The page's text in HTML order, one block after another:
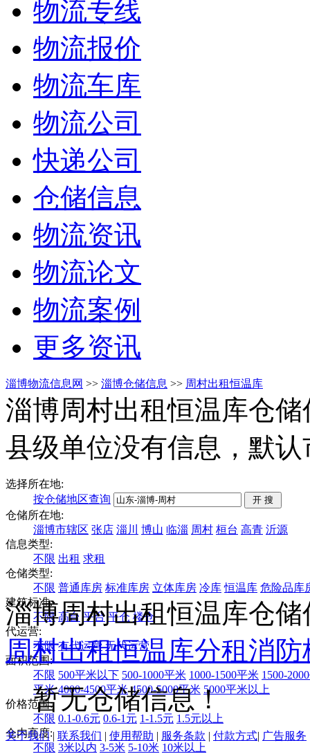
物流专线
物流报价
物流车库
物流公司
快递公司
仓储信息
物流资讯
物流论文
物流案例
更多资讯
淄博物流信息网 >> 淄博仓储信息 >> 周村出租恒温库
淄博周村出租恒温库仓
县级单位没有信息，默
选择所在地:
按仓储地区查询
仓储所在地:
淄博市辖区 张店 淄川 博山 临淄 周村 桓台 高青 沂源
信息类型:
不限 出租 求租
仓储类型:
不限 普通库房 标准库房 立体库房 冷库 恒温库 危险品库
建筑标准:
不限 高台 平台 平仓 楼仓
代运营:
不限 有代运营 无代运营
面积范围:
不限 500平米以下 500-1000平米 1000-1500平米 1500-
平米 4000-4500平米 4500-5000平米 5000平米以上
价格范围:
不限 0.1-0.6元 0.6-1元 1-1.5元 1.5元以上
仓内高度:
不限 3米以内 3-5米 5-10米 10米以上
淄博周村出租恒温库仓储
周村出租恒温库分租消防
暂无仓储信息！
关于我们| 联系我们 | 使用帮助 | 服务条款 | 付款方式| 广告服务